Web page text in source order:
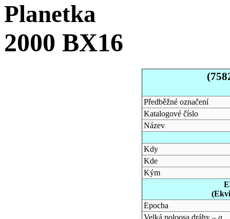
Planetka
2000 BX16
Předběžné označení
Katalogové číslo
Název
Kdy
Kde
Kým
Epocha
Velká poloosa dráhy – a